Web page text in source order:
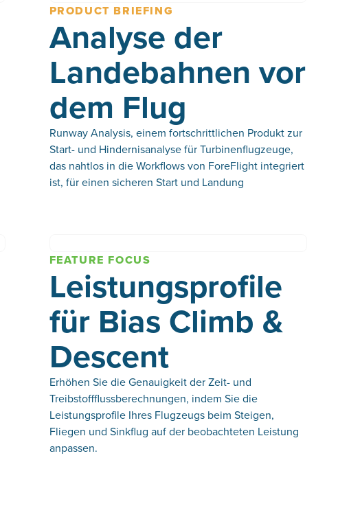
PRODUCT BRIEFING
Analyse der
Landebahnen vor
dem Flug
Runway Analysis, einem fortschrittlichen Produkt zur
Start- und Hindernisanalyse für Turbinenflugzeuge,
das nahtlos in die Workflows von ForeFlight integriert
ist, für einen sicheren Start und Landung
FEATURE FOCUS
Leistungsprofile
für Bias Climb &
Descent
Erhöhen Sie die Genauigkeit der Zeit- und
Treibstoffflussberechnungen, indem Sie die
Leistungsprofile Ihres Flugzeugs beim Steigen,
Fliegen und Sinkflug auf der beobachteten Leistung
anpassen.